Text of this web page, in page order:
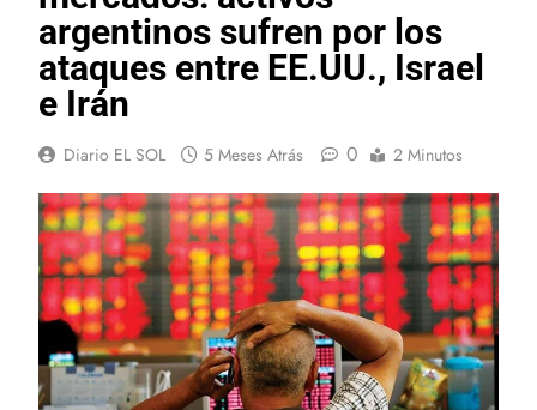
argentinos sufren por los
ataques entre EE.UU., Israel
e Irán
Diario EL SOL 5 Meses Atrás 0 2 Minutos